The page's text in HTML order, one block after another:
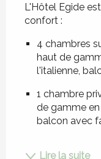
L'Hôtel Egide
confort :
4 chambres
haut de
l'italienne,
1 chambre
de gamme en
balcon avec
Lire la suite